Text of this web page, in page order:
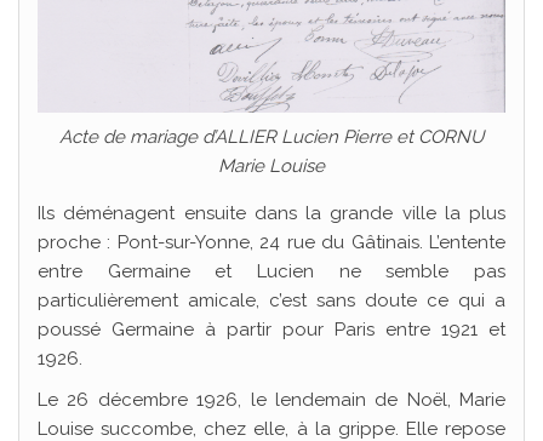
Acte de mariage d’ALLIER Lucien Pierre et CORNU
Marie Louise
Ils déménagent ensuite dans la grande ville la plus
proche : Pont-sur-Yonne, 24 rue du Gâtinais. L’entente
entre Germaine et Lucien ne semble pas
particulièrement amicale, c’est sans doute ce qui a
poussé Germaine à partir pour Paris entre 1921 et
1926.
Le 26 décembre 1926, le lendemain de Noël, Marie
Louise succombe, chez elle, à la grippe. Elle repose